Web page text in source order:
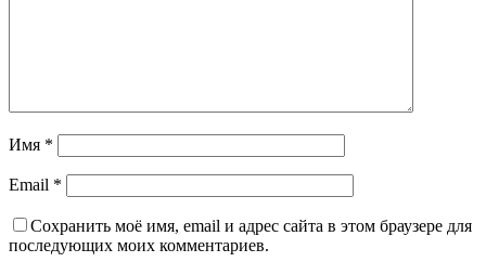
Имя *
Email *
Сохранить моё имя, email и адрес сайта в этом браузере для
последующих моих комментариев.